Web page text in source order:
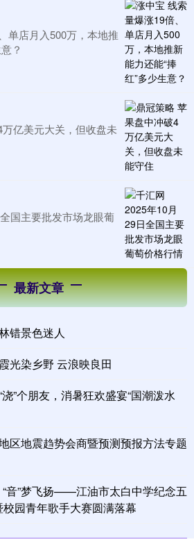
单店月入500万，本地推
？
亿美元大关，但收盘未
国主要批发市场龙眼葡
最新文章
错景色迷人
光染乡野 云浪映良田
”个朋友，消暑狂欢盛宴“国潮泼水
区地震趋势会商暨预测预报方法专题
音”梦飞扬——江油市太白中学纪念五
园青年歌手大赛圆满落幕